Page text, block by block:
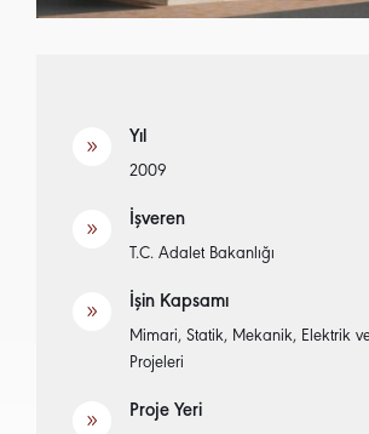
9 Yıl
2009
9 İşveren
T.C. Adalet Bakanlığı
9 İşin Kapsamı
Mimari, Statik, Mekanik, Elektrik
Projeleri
9 Proje Yeri